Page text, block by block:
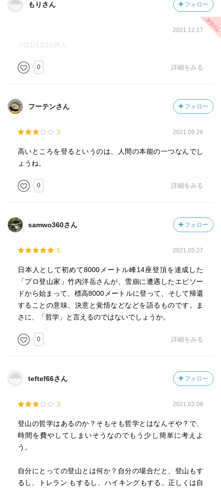
もりさん フォロー
2021.12.17
2021/12/16購入
0 詳細をみる
フーテンさん フォロー
3 2021.09.26
高いところを登るというのは、人間の本能の一つなんでし
ょうね。
0 詳細をみる
samwo360さん フォロー
5 2021.05.27
日本人として初めて8000メートル峰14座登頂を達成した
「プロ登山家」竹内洋岳さんが、雪崩に遭遇したエピソー
ドから始まって、標高8000メートルに登って、そして帰還
することの意味、決意と覚悟などなどを語るものです。ま
さに、「哲学」と言えるのではないでしょうか。
0 詳細をみる
teftef66さん フォロー
3 2021.02.08
登山の哲学はあるのか？そもそも哲学とはなんぞや？で、
時間を費やしてしまいそうなのでもう少し簡単に考えよ
う。
自分にとっての登山とは何か？自分の場合だと、登山もす
るし、トレラン もするし、ハイキングもする。正しくは自